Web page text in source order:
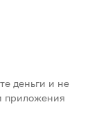
деньги и не
приложения